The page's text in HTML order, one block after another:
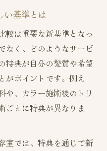
い基準とは
較は重要な新基準となっ
なく、どのようなサービ
特典が自分の髪質や希望
がポイントです。例え
や、カラー施術後のトリ
ごとに特典が異なりま
室では、特典を通じて新